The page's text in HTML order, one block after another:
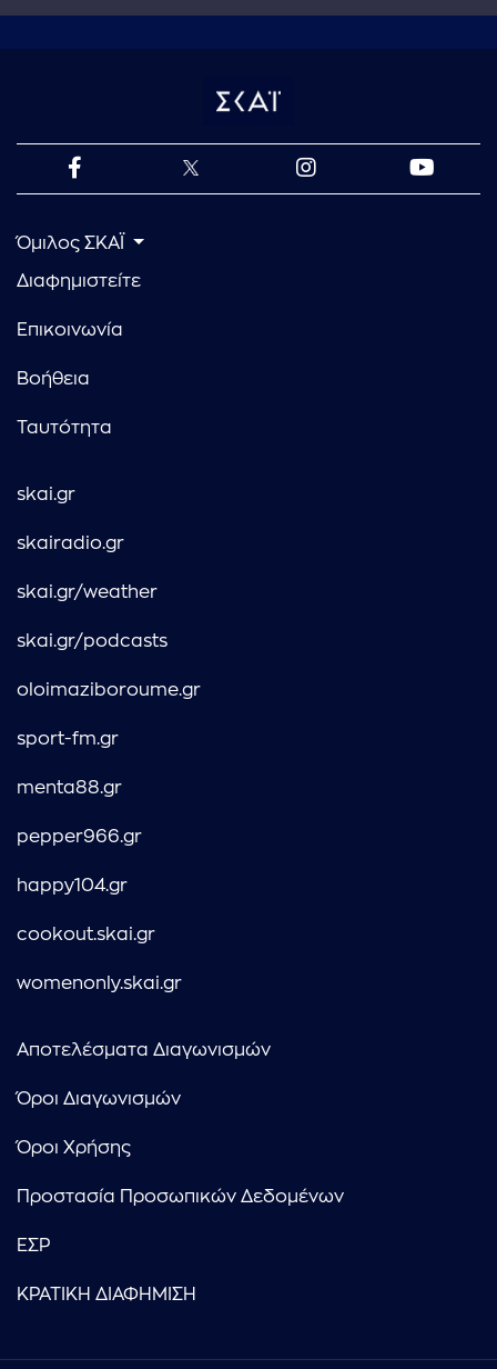
Όμιλος ΣΚΑΪ
Διαφημιστείτε
Επικοινωνία
Βοήθεια
Ταυτότητα
skai.gr
skairadio.gr
skai.gr/weather
skai.gr/podcasts
oloimaziboroume.gr
sport-fm.gr
menta88.gr
pepper966.gr
happy104.gr
cookout.skai.gr
womenonly.skai.gr
Αποτελέσματα Διαγωνισμών
Όροι Διαγωνισμών
Όροι Χρήσης
Προστασία Προσωπικών Δεδομένων
ΕΣΡ
ΚΡΑΤΙΚΗ ΔΙΑΦΗΜΙΣΗ